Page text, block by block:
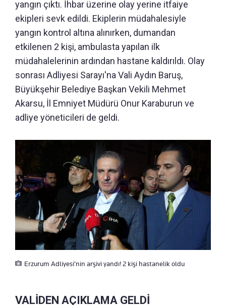
yangın çıktı. İhbar üzerine olay yerine itfaiye
ekipleri sevk edildi. Ekiplerin müdahalesiyle
yangın kontrol altına alınırken, dumandan
etkilenen 2 kişi, ambulasta yapılan ilk
müdahalelerinin ardından hastane kaldırıldı. Olay
sonrası Adliyesi Sarayı'na Vali Aydın Baruş,
Büyükşehir Belediye Başkan Vekili Mehmet
Akarsu, İl Emniyet Müdürü Onur Karaburun ve
adliye yöneticileri de geldi.
Erzurum Adliyesi'nin arşivi yandı! 2 kişi hastanelik oldu
VALİDEN AÇIKLAMA GELDİ